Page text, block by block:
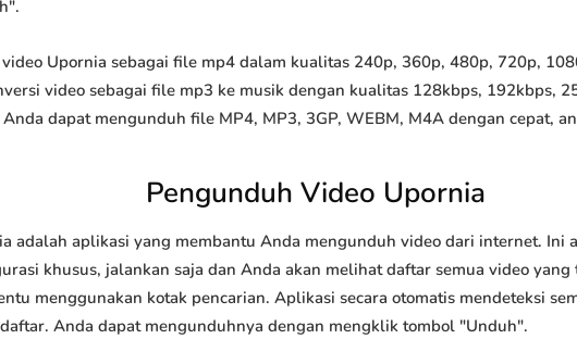
Upornia sebagai file mp4 dalam kualitas 240p, 360p, 480p, 720p,
video sebagai file mp3 ke musik dengan kualitas 128kbps, 192kbps,
dapat mengunduh file MP4, MP3, 3GP, WEBM, M4A dengan cepat,
Pengunduh Video Upornia
adalah aplikasi yang membantu Anda mengunduh video dari internet. Ini
khusus, jalankan saja dan Anda akan melihat daftar semua video
menggunakan kotak pencarian. Aplikasi secara otomatis mendeteksi
Anda dapat mengunduhnya dengan mengklik tombol "Unduh".